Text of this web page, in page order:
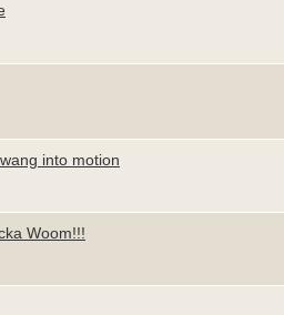
into motion
Woom!!!